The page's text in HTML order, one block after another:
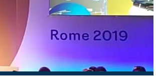
South Africa
étudiant